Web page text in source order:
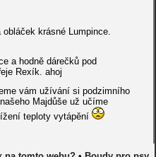
krásné Lumpince.
a hodně dárečků pod
Rexík. ahoj
vám užívání si podzimního
Majdůše už učíme
teploty vytápění